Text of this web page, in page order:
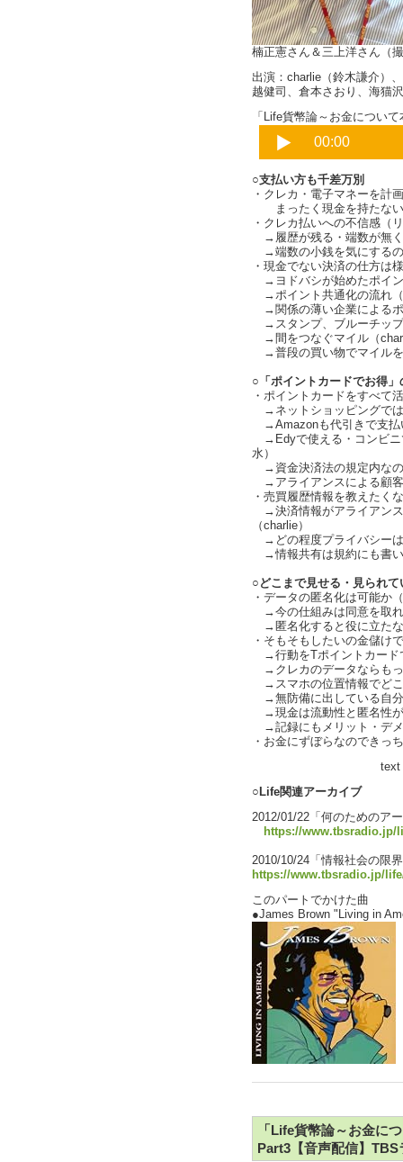
楠正憲さん＆三上洋さん（
出演：charlie（鈴木謙介）
越健司、倉本さおり、海猫
「Life貨幣論～お金につい
○支払い方も千差万別
・クレカ・電子マネーを計
まったく現金を持たない
・クレカ払いへの不信感（
→履歴が残る・端数が無
→端数の小銭を気にする
・現金でない決済の仕方は
→ヨドバシが始めたポイ
→ポイント共通化の流れ
→関係の薄い企業による
→スタンプ、ブルーチッ
→間をつなぐマイル（
→普段の買い物でマイル
○「ポイントカードでお得」
・ポイントカードをすべて
→ネットショッピングで
→Amazonも代引きで支払
→Edyで使える・コンビニ
水）
→資金決済法の規定内な
→アライアンスによる顧
・売買履歴情報を教えたく
→決済情報がアライアン
（charlie）
→どの程度プライバシー
→情報共有は規約にも書
○どこまで見せる・見られて
・データの匿名化は可能か
→今の仕組みは同意を取
→匿名化すると役に立た
・そもそもしたいの金儲け
→行動をTポイントカード
→クレカのデータならも
→スマホの位置情報でど
→無防備に出している自
→現金は流動性と匿名性
→記録にもメリット・デ
・お金にずぼらなのできっ
text by Life
○Life関連アーカイブ
2012/01/22「何のためのア
https://www.tbsradio.jp/
2010/10/24「情報社会の限
https://www.tbsradio.jp/
このパートでかけた曲
●James Brown "Living in
「Life貨幣論～お金に
Part3【音声配信】